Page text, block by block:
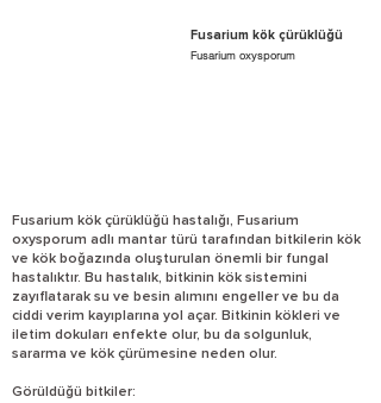
Fusarium kök çürüklüğü
Fusarium oxysporum
Fusarium kök çürüklüğü hastalığı, Fusarium
oxysporum adlı mantar türü tarafından bitkilerin kök
ve kök boğazında oluşturulan önemli bir fungal
hastalıktır. Bu hastalık, bitkinin kök sistemini
zayıflatarak su ve besin alımını engeller ve bu da
ciddi verim kayıplarına yol açar. Bitkinin kökleri ve
iletim dokuları enfekte olur, bu da solgunluk,
sararma ve kök çürümesine neden olur.
Görüldüğü bitkiler: